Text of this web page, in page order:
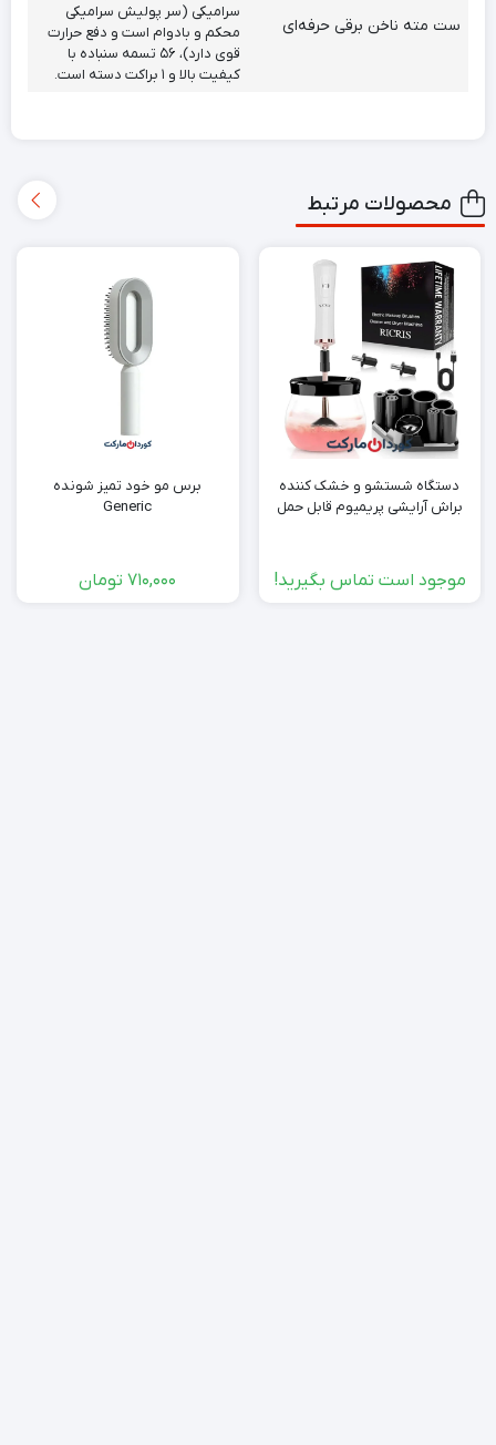
ست مته ناخن برقی حرفه‌ای
سرامیکی (سر پولیش سرامیکی
محکم و بادوام است و دفع حرارت
قوی دارد)، ۵۶ تسمه سنباده با
کیفیت بالا و ۱ براکت دسته است.
محصولات مرتبط
دستگاه شستشو و خشک کننده
براش آرایشی پریمیوم قابل حمل
موجود است تماس بگیرید!
برس مو خود تمیز شونده
Generic
710,000 تومان